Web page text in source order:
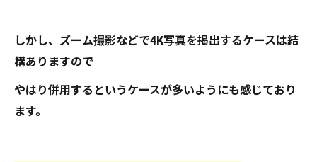
しかし、ズーム撮影などで4K写真を掲出するケースは結
構ありますので
やはり併用するというケースが多いようにも感じており
ます。